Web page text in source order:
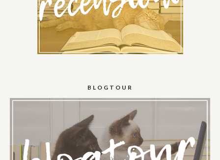
BLOGTOUR